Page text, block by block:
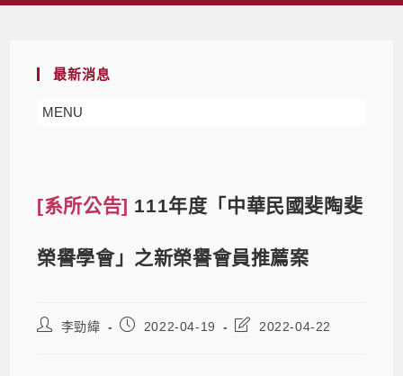
最新消息
MENU
[系所公告] 111年度「中華民國斐陶斐
榮譽學會」之新榮譽會員推薦案
李勁緯 2022-04-19 2022-04-22